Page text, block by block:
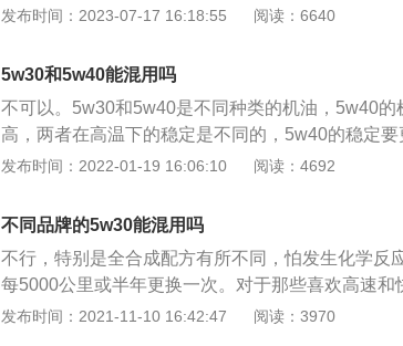
相同，如果错误地将含有不同化学成分和添加剂的
牌的机油采用的基础油、添加剂无论在技术上还是
响油品性能甚至造成润滑故障。
发布时间：2023-07-17 16:18:55 阅读：6640
5w30和5w40能混用吗
不可以。5w30和5w40是不同种类的机油，5w40
高，两者在高温下的稳定是不同的，5w40的稳定要
会比发动机造成损伤的。5w30其中的5w代表的是
就是说，如果粘度太低的话，在高温的情况下，机
使用稀一点的机油比较合适。如果是老车的话，就
可以增加密封性，避免烧机油的情况出现。如果老
法保护发动机，新车用了过于粘稠的机油，就会增
发布时间：2022-01-19 16:06:10 阅读：4692
不同品牌的5w30能混用吗
不行，特别是全合成配方有所不同，怕发生化学反
每5000公里或半年更换一次。对于那些喜欢高速和
好者。可用进口大品牌全合成机油代替，在高速和
发布时间：2021-11-10 16:42:47 阅读：3970